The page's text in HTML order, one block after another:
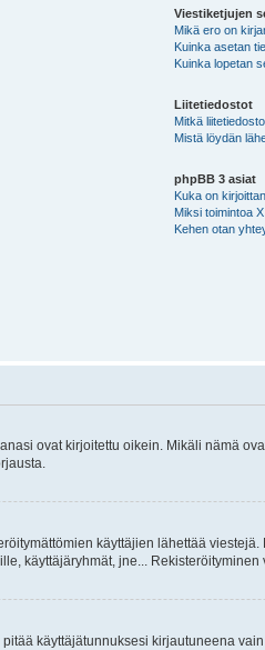
Viestiketjujen
Mikä ero on
Kuinka asetan
Kuinka lopetan
Liitetiedostot
Mitkä
Mistä löydän
phpBB 3 asiat
Kuka on
Miksi toimintoa
Kehen otan
ovat kirjoitettu oikein. Mikäli nämä
käyttäjien lähettää
käyttäjäryhmät, jne...
käyttäjätunnuksesi kirjautuneena